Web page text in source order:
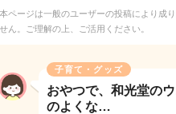
ページは一般のユーザーの投稿により成
ん。ご理解の上、ご活用ください。
子育て・グッズ
おやつで、和光堂の
のよくな…